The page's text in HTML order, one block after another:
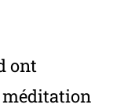
ont
méditation